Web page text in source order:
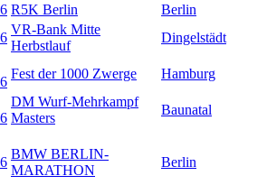
R5K Berlin
Berlin
VR-Bank Mitte
Herbstlauf
Dingelstädt
Fest der 1000 Zwerge
Hamburg
DM Wurf-Mehrkampf
Masters
Baunatal
BMW BERLIN-
MARATHON
Berlin